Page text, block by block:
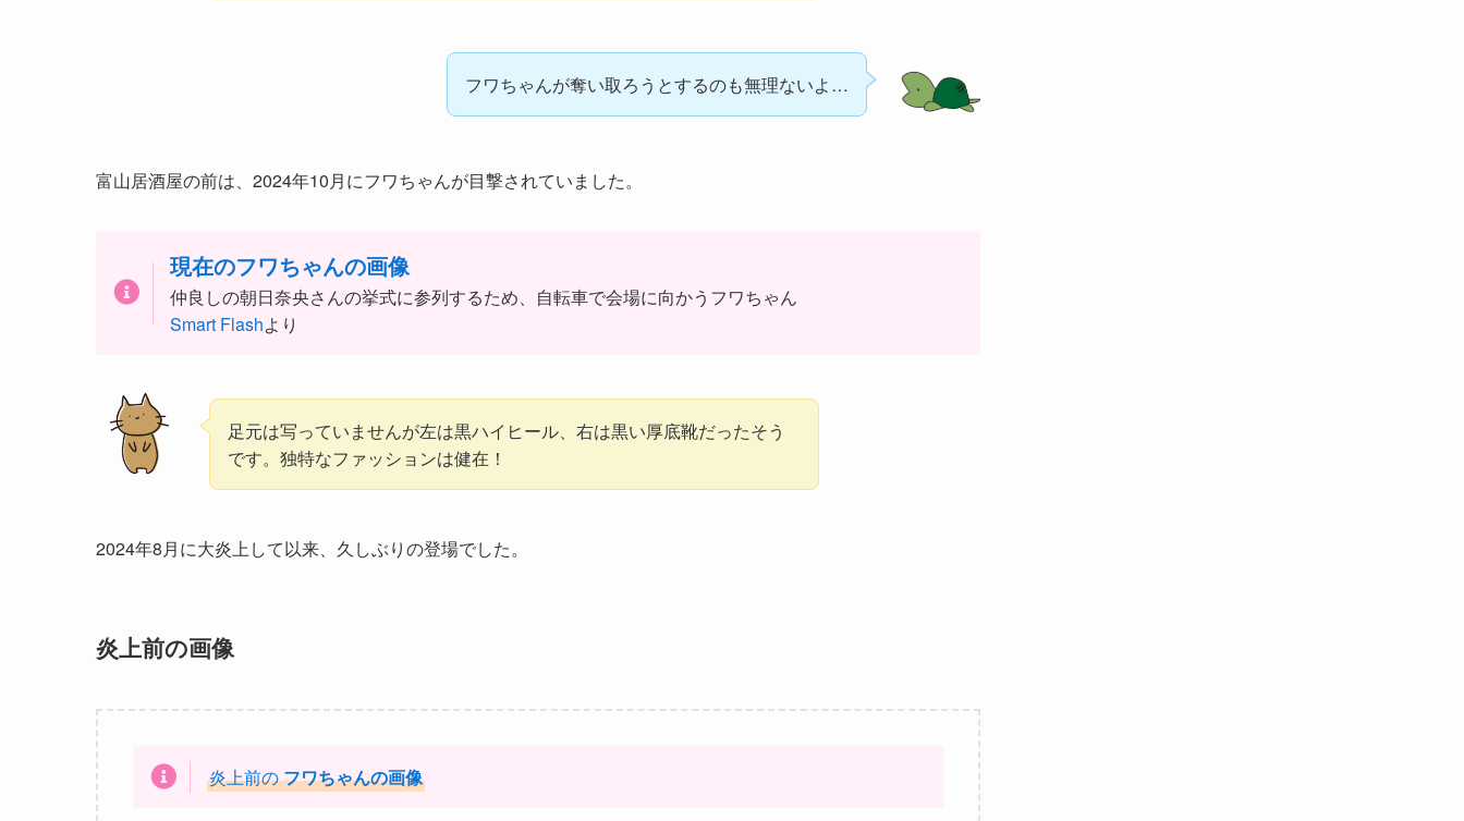
フワちゃんが奪い取ろうとするのも無理ないよ…
富山居酒屋の前は、2024年10月にフワちゃんが目撃されていました。
現在のフワちゃんの画像
仲良しの朝日奈央さんの挙式に参列するため、自転車で会場に向かうフワちゃん
Smart Flashより
足元は写っていませんが左は黒ハイヒール、右は黒い厚底靴だったそう
です。独特なファッションは健在！
2024年8月に大炎上して以来、久しぶりの登場でした。
炎上前の画像
炎上前のフワちゃんの画像